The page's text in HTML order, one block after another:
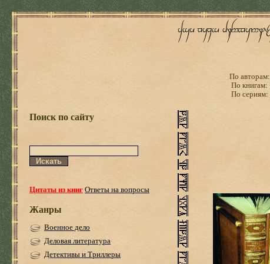
По авторам:
По книгам:
По сериям:
Поиск по сайту
Цитаты из книгОтветы на вопросы
Жанры
Военное дело
Деловая литература
Детективы и Триллеры